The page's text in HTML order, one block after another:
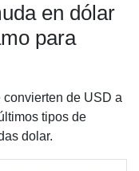
en dólar
para
de USD a
tipos de
dolar.